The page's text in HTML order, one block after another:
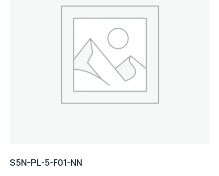
S5N-PL-5-F01-NN